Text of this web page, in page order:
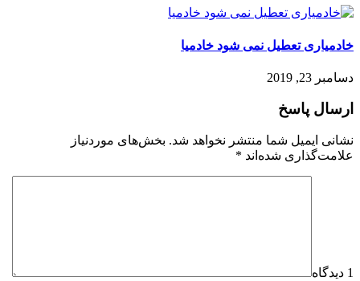
خادمیاری تعطیل نمی شود خادمیا
دسامبر 23, 2019
ارسال پاسخ
نشانی ایمیل شما منتشر نخواهد شد. بخش‌های موردنیاز
علامت‌گذاری شده‌اند *
1 دیدگاه